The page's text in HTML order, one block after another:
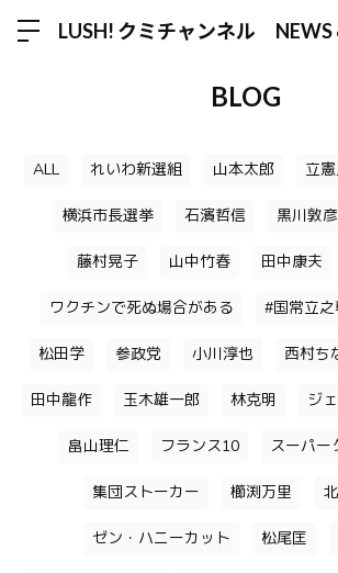
LUSH! クミチャンネル NEWS
BLOG
ALL れいわ新選組 山本太郎 立
横浜市長選挙 石濱哲信 黒川敦彦
藤村晃子 山中竹春 田中康夫
ワクチンで死ぬ場合がある #国常立
松田学 参政党 小川淳也 西村ち
田中龍作 玉木雄一郎 林克明 ジ
畠山理仁 フランス10 スーパー
集団ストーカー 櫛渕万里
ゼン・ハニーカット 松尾匡